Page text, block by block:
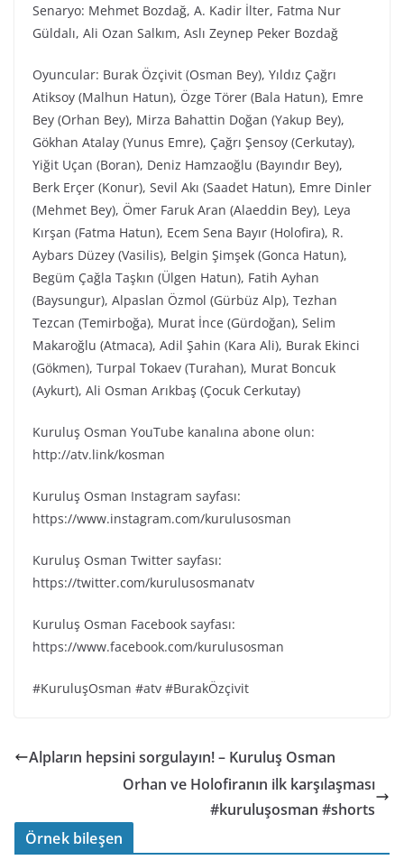
Senaryo: Mehmet Bozdağ, A. Kadir İlter, Fatma Nur
Güldalı, Ali Ozan Salkım, Aslı Zeynep Peker Bozdağ
Oyuncular: Burak Özçivit (Osman Bey), Yıldız Çağrı
Atiksoy (Malhun Hatun), Özge Törer (Bala Hatun), Emre
Bey (Orhan Bey), Mirza Bahattin Doğan (Yakup Bey),
Gökhan Atalay (Yunus Emre), Çağrı Şensoy (Cerkutay),
Yiğit Uçan (Boran), Deniz Hamzaoğlu (Bayındır Bey),
Berk Erçer (Konur), Sevil Akı (Saadet Hatun), Emre Dinler
(Mehmet Bey), Ömer Faruk Aran (Alaeddin Bey), Leya
Kırşan (Fatma Hatun), Ecem Sena Bayır (Holofira), R.
Aybars Düzey (Vasilis), Belgin Şimşek (Gonca Hatun),
Begüm Çağla Taşkın (Ülgen Hatun), Fatih Ayhan
(Baysungur), Alpaslan Özmol (Gürbüz Alp), Tezhan
Tezcan (Temirboğa), Murat İnce (Gürdoğan), Selim
Makaroğlu (Atmaca), Adil Şahin (Kara Ali), Burak Ekinci
(Gökmen), Turpal Tokaev (Turahan), Murat Boncuk
(Aykurt), Ali Osman Arıkbaş (Çocuk Cerkutay)
Kuruluş Osman YouTube kanalına abone olun:
http://atv.link/kosman
Kuruluş Osman Instagram sayfası:
https://www.instagram.com/kurulusosman
Kuruluş Osman Twitter sayfası:
https://twitter.com/kurulusosmanatv
Kuruluş Osman Facebook sayfası:
https://www.facebook.com/kurulusosman
#KuruluşOsman #atv #BurakÖzçivit
Alpların hepsini sorgulayın! – Kuruluş Osman
Orhan ve Holofiranın ilk karşılaşması
#kuruluşosman #shorts
Örnek bileşen